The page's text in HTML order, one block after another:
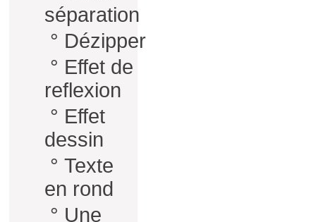
séparation
° Dézipper
° Effet de
reflexion
° Effet
dessin
° Texte
en rond
° Une